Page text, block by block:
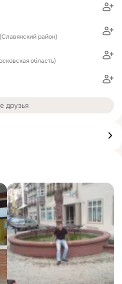
район)
область)
друзья